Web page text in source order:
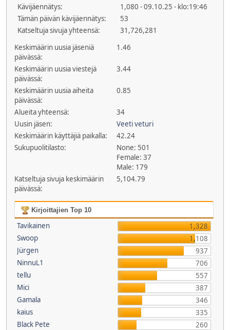
Kävijäennätys:
1,080 - 09.10.25 - klo:19:46
Tämän päivän kävijäennätys:
53
Katseltuja sivuja yhteensä:
31,726,281
Keskimäärin uusia jäseniä
päivässä:
1.46
Keskimäärin uusia viestejä
päivässä:
3.44
Keskimäärin uusia aiheita
päivässä:
0.85
Alueita yhteensä:
34
Uusin jäsen:
Veeti veturi
Keskimäärin käyttäjiä paikalla:
42.24
Sukupuolitilasto:
None: 501
Female: 37
Male: 179
Katseltuja sivuja keskimäärin
päivässä:
5,104.79
Kirjoittajien Top 10
Tavikainen
1,328
Swoop
1,108
Jürgen
937
NinnuL1
706
tellu
557
Mici
387
Gamala
346
kaius
335
Black Pete
260